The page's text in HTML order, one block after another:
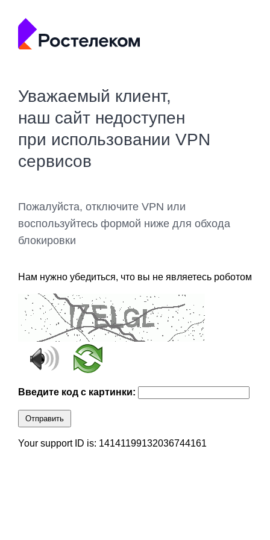
Уважаемый клиент,
наш сайт недоступен
при использовании VPN
сервисов
Пожалуйста, отключите VPN или
воспользуйтесь формой ниже для обхода
блокировки
Нам нужно убедиться, что вы не являетесь роботом
Введите код с картинки:
Отправить
Your support ID is: 14141199132036744161